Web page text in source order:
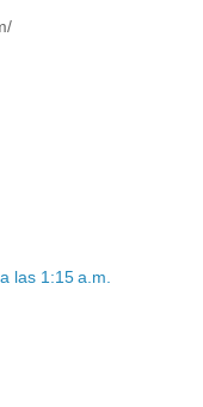
las 1:15 a.m.